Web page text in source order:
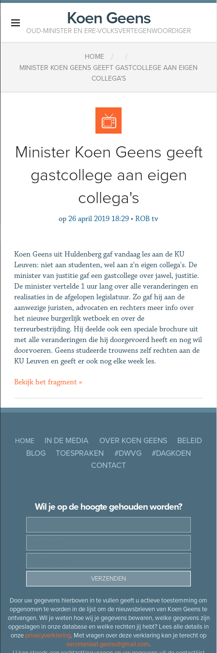
Koen Geens
OUD-MINISTER EN ERE-VOLKSVERTEGENWOORDIGER
HOME / /
MINISTER KOEN GEENS GEEFT GASTCOLLEGE AAN EIGEN
COLLEGA'S
Minister Koen Geens geeft
gastcollege aan eigen
collega's
op 26 april 2019 18:29 • ROB tv
Koen Geens uit Huldenberg gaf vandaag les aan de KU
Leuven: niet aan studenten, wel aan z'n eigen collega's. De
minister van justitie gaf een gastcollege over jawel, justitie.
De minister vertelde 1 uur lang over alle veranderingen en
realisaties in de afgelopen legislatuur. Zo gaf hij aan de
aanwezige juristen, advocaten en rechters meer info over
het nieuwe burgerlijk wetboek en over de
terreurbestrijding. Hij deelde ook een speciale brochure uit
met alle veranderingen die hij doorgevoerd heeft en nog wil
doorvoeren. Geens studeerde trouwens zelf rechten aan de
KU Leuven en geeft er ook nog elke week les.
Bekijk het fragment »
HOME IN DE MEDIA OVER KOEN GEENS
BELEID
BLOG
TOESPRAKEN #DWVG
#DAGKOEN
CONTACT
Wil je op de hoogte gehouden worden?
Door uw gegevens hierboven in te vullen geeft u actieve toestemming om
opgenomen te worden in de lijst om de nieuwsbrieven van Koen Geens te
ontvangen. Wil je weten hoe wij je gegevens bewaren, welke gegevens zijn
opgeslagen in onze database en welke rechten jij hebt? Lees alle details in
onze privacyverklaring. Met vragen over deze verklaring kan je terecht op
secretariaat.geens@gmail.com.